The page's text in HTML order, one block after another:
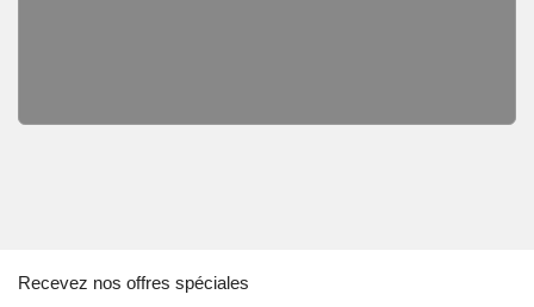
Recevez nos offres spéciales